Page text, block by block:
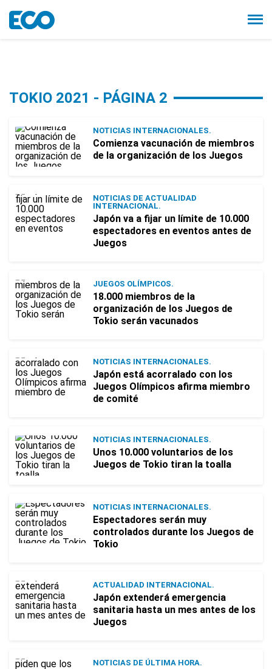
TOKIO 2021 - PÁGINA 2
NOTICIAS INTERNACIONALES.
Comienza vacunación de miembros
de la organización de los Juegos
NOTICIAS DE ACTUALIDAD
INTERNACIONAL.
Japón va a fijar un límite de 10.000
espectadores en eventos antes de
Juegos
JUEGOS OLÍMPICOS.
18.000 miembros de la
organización de los Juegos de
Tokio serán vacunados
NOTICIAS INTERNACIONALES.
Japón está acorralado con los
Juegos Olímpicos afirma miembro
de comité
NOTICIAS INTERNACIONALES.
Unos 10.000 voluntarios de los
Juegos de Tokio tiran la toalla
NOTICIAS INTERNACIONALES.
Espectadores serán muy
controlados durante los Juegos de
Tokio
ACTUALIDAD INTERNACIONAL.
Japón extenderá emergencia
sanitaria hasta un mes antes de los
Juegos
NOTICIAS DE ÚLTIMA HORA.